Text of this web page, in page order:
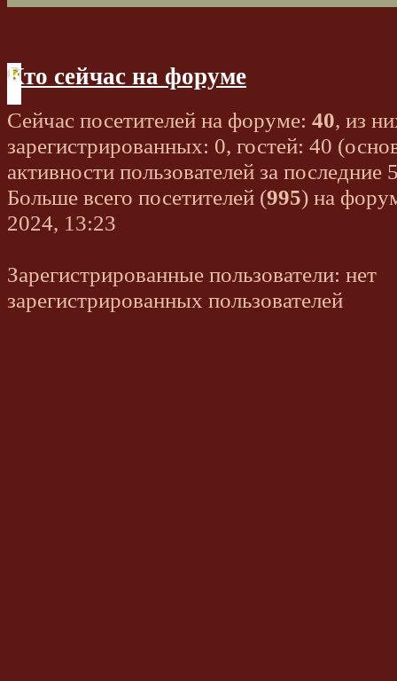
Кто сейчас на форуме
Сейчас посетителей на форуме: 40, из
зарегистрированных: 0, гостей: 40
активности пользователей за последние
Больше всего посетителей (995) на
2024, 13:23
Зарегистрированные пользователи: нет
зарегистрированных пользователей